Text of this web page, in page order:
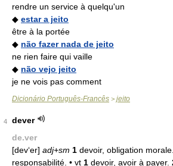
rendre un service à quelqu'un
◆ estar a jeito
être à la portée
◆ não fazer nada de jeito
ne rien faire qui vaille
◆ não vejo jeito
je ne vois pas comment
Dicionário Português-Francês > jeito
4
dever
de.ver
[dev‘er] adj+sm 1 devoir, obligation morale.
responsabilité. • vt 1 devoir, avoir à payer.